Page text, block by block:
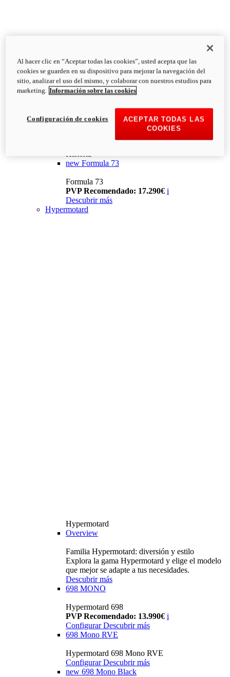
Historia
new Formula 73
Formula 73
PVP Recomendado: 17.290€ i
Descubrir más
Hypermotard
Hypermotard
Overview
Familia Hypermotard: diversión y estilo
Explora la gama Hypermotard y elige el modelo
que mejor se adapte a tus necesidades.
Descubrir más
698 MONO
Hypermotard 698
PVP Recomendado: 13.990€ i
ConfigurarDescubrir más
698 Mono RVE
Hypermotard 698 Mono RVE
Configurar Descubrir más
new 698 Mono Black
Al hacer clic en “Aceptar todas las cookies”, usted acepta que las
cookies se guarden en su dispositivo para mejorar la navegación del
sitio, analizar el uso del mismo, y colaborar con nuestros estudios para
marketing. Información sobre las cookies
ACEPTAR TODAS LAS
COOKIES
Configuración de cookies